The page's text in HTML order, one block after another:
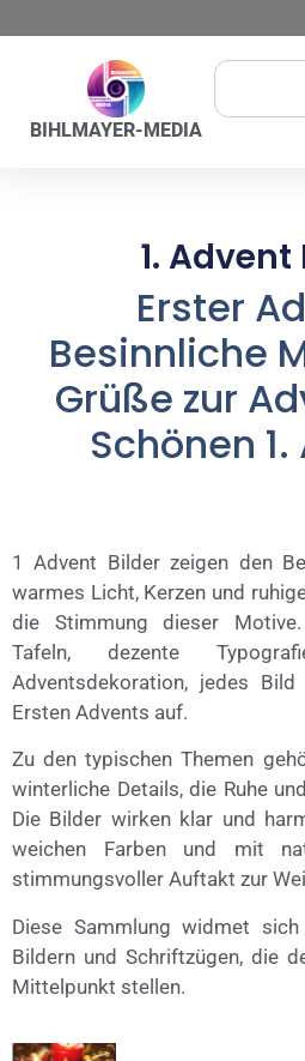
BIHLMAYER-MEDIA
1. Advent
Erster
Besinnliche
Grüße zur
Schönen
1 Advent Bilder zeigen den
warmes Licht, Kerzen und
die Stimmung dieser
Tafeln, dezente
Adventsdekoration, jedes
Ersten Advents auf.
Zu den typischen Themen
winterliche Details, die Ruhe
Die Bilder wirken klar und
weichen Farben und mit
stimmungsvoller Auftakt zur
Diese Sammlung widmet
Bildern und Schriftzügen, die
Mittelpunkt stellen.
© Michael Bihlmayer